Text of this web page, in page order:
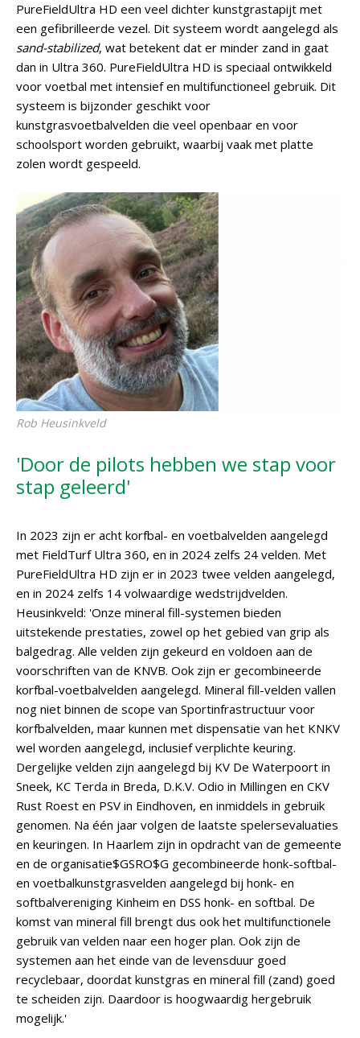
PureFieldUltra HD een veel dichter kunstgrastapijt met
een gefibrilleerde vezel. Dit systeem wordt aangelegd als
sand-stabilized, wat betekent dat er minder zand in gaat
dan in Ultra 360. PureFieldUltra HD is speciaal ontwikkeld
voor voetbal met intensief en multifunctioneel gebruik. Dit
systeem is bijzonder geschikt voor
kunstgrasvoetbalvelden die veel openbaar en voor
schoolsport worden gebruikt, waarbij vaak met platte
zolen wordt gespeeld.
Rob Heusinkveld
'Door de pilots hebben we stap voor
stap geleerd'
In 2023 zijn er acht korfbal- en voetbalvelden aangelegd
met FieldTurf Ultra 360, en in 2024 zelfs 24 velden. Met
PureFieldUltra HD zijn er in 2023 twee velden aangelegd,
en in 2024 zelfs 14 volwaardige wedstrijdvelden.
Heusinkveld: 'Onze mineral fill-systemen bieden
uitstekende prestaties, zowel op het gebied van grip als
balgedrag. Alle velden zijn gekeurd en voldoen aan de
voorschriften van de KNVB. Ook zijn er gecombineerde
korfbal-voetbalvelden aangelegd. Mineral fill-velden vallen
nog niet binnen de scope van Sportinfrastructuur voor
korfbalvelden, maar kunnen met dispensatie van het KNKV
wel worden aangelegd, inclusief verplichte keuring.
Dergelijke velden zijn aangelegd bij KV De Waterpoort in
Sneek, KC Terda in Breda, D.K.V. Odio in Millingen en CKV
Rust Roest en PSV in Eindhoven, en inmiddels in gebruik
genomen. Na één jaar volgen de laatste spelersevaluaties
en keuringen. In Haarlem zijn in opdracht van de gemeente
en de organisatie$GSRO$G gecombineerde honk-softbal-
en voetbalkunstgrasvelden aangelegd bij honk- en
softbalvereniging Kinheim en DSS honk- en softbal. De
komst van mineral fill brengt dus ook het multifunctionele
gebruik van velden naar een hoger plan. Ook zijn de
systemen aan het einde van de levensduur goed
recyclebaar, doordat kunstgras en mineral fill (zand) goed
te scheiden zijn. Daardoor is hoogwaardig hergebruik
mogelijk.'